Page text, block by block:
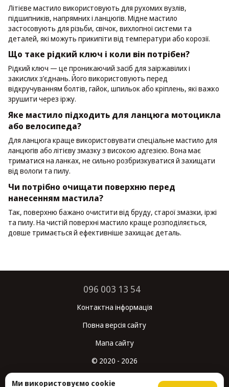
Літієве мастило використовують для рухомих вузлів,
підшипників, напрямних і ланцюгів. Мідне мастило
застосовують для різьби, свічок, вихлопної системи та
деталей, які можуть прикипіти від температури або корозії.
Що таке рідкий ключ і коли він потрібен?
Рідкий ключ — це проникаючий засіб для заіржавілих і
закислих з’єднань. Його використовують перед
відкручуванням болтів, гайок, шпильок або кріплень, які важко
зрушити через іржу.
Яке мастило підходить для ланцюга мотоцикла
або велосипеда?
Для ланцюга краще використовувати спеціальне мастило для
ланцюгів або літієву змазку з високою адгезією. Вона має
триматися на ланках, не сильно розбризкуватися й захищати
від вологи та пилу.
Чи потрібно очищати поверхню перед
нанесенням мастила?
Так, поверхню бажано очистити від бруду, старої змазки, іржі
та пилу. На чистій поверхні мастило краще розподіляється,
довше тримається й ефективніше захищає деталь.
096 003 13 54
Контактна інформація
Повна версія сайту
Мапа сайту
© 2020 - 2026
Ми використовуємо cookie